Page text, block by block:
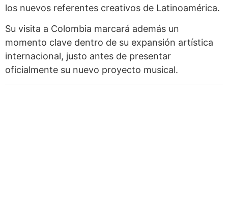
los nuevos referentes creativos de Latinoamérica.
Su visita a Colombia marcará además un
momento clave dentro de su expansión artística
internacional, justo antes de presentar
oficialmente su nuevo proyecto musical.